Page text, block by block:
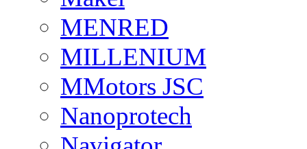
MENRED
MILLENIUM
MMotors JSC
Nanoprotech